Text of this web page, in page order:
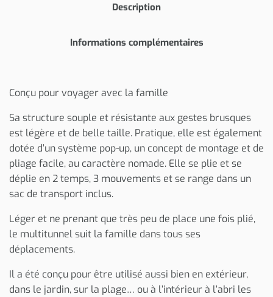
Description
Informations complémentaires
Conçu pour voyager avec la famille
Sa structure souple et résistante aux gestes brusques
est légère et de belle taille. Pratique, elle est également
dotée d’un système pop-up, un concept de montage et de
pliage facile, au caractère nomade. Elle se plie et se
déplie en 2 temps, 3 mouvements et se range dans un
sac de transport inclus.
Léger et ne prenant que très peu de place une fois plié,
le multitunnel suit la famille dans tous ses
déplacements.
Il a été conçu pour être utilisé aussi bien en extérieur,
dans le jardin, sur la plage… ou à l’intérieur à l’abri les